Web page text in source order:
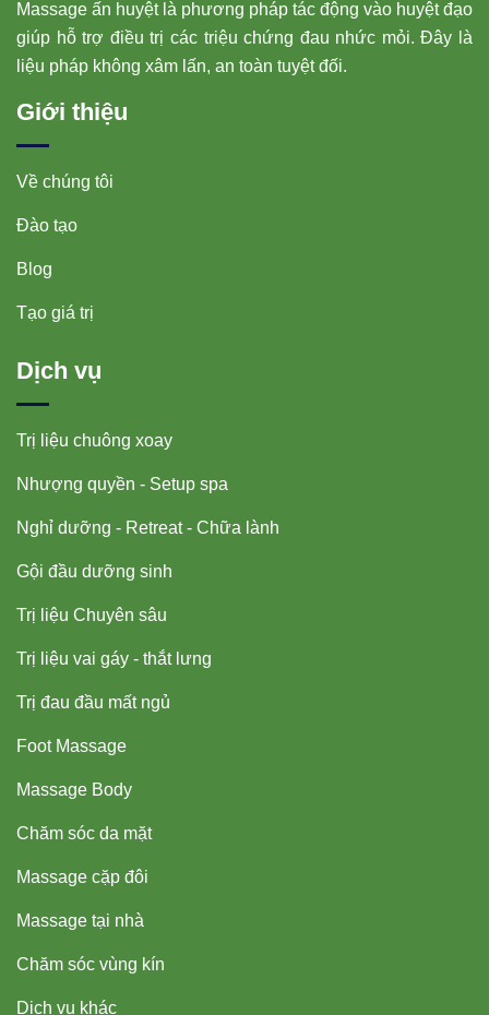
Massage ấn huyệt là phương pháp tác động vào huyệt đạo
giúp hỗ trợ điều trị các triệu chứng đau nhức mỏi. Đây là
liệu pháp không xâm lấn, an toàn tuyệt đối.
Giới thiệu
Về chúng tôi
Đào tạo
Blog
Tạo giá trị
Dịch vụ
Trị liệu chuông xoay
Nhượng quyền - Setup spa
Nghỉ dưỡng - Retreat - Chữa lành
Gội đầu dưỡng sinh
Trị liệu Chuyên sâu
Trị liệu vai gáy - thắt lưng
Trị đau đầu mất ngủ
Foot Massage
Massage Body
Chăm sóc da mặt
Massage cặp đôi
Massage tại nhà
Chăm sóc vùng kín
Dịch vụ khác